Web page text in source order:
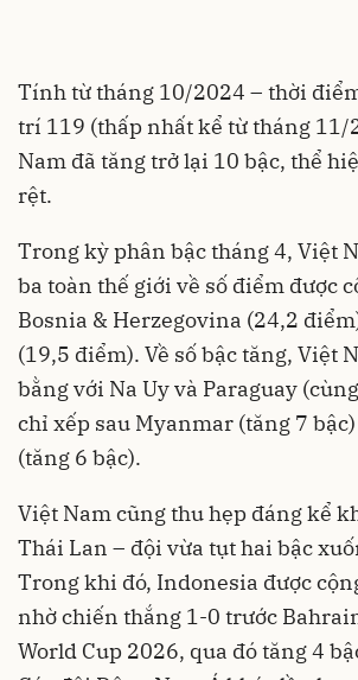
Tính từ tháng 10/2024 – thời
trí 119 (thấp nhất kể từ tháng 11/
Nam đã tăng trở lại 10 bậc, thể
rệt.
Trong kỳ phân bậc tháng 4, Việt
ba toàn thế giới về số điểm được
Bosnia & Herzegovina (24,2
(19,5 điểm). Về số bậc tăng, Việt
bằng với Na Uy và Paraguay
chỉ xếp sau Myanmar (tăng 7
(tăng 6 bậc).
Việt Nam cũng thu hẹp đáng kể
Thái Lan – đội vừa tụt hai bậc
Trong khi đó, Indonesia được
nhờ chiến thắng 1-0 trước
World Cup 2026, qua đó tăng 4